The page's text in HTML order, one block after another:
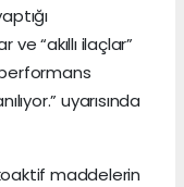
“akıllı ilaçlar”
uyarısında
maddelerin